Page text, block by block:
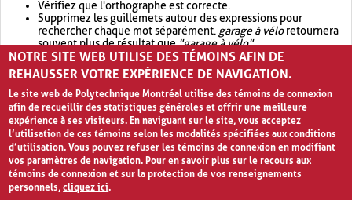
Vérifiez que l'orthographe est correcte.
Supprimez les guillemets autour des expressions pour
rechercher chaque mot séparément. garage à véloretournera
souvent plus de résultat que"garage à vélo".
Envisagez d'élargir votre recherche avec OR.garage OR vélo
retournera souvent plus de résultat quegarage à vélo
NOTRE SITE WEB UTILISE DES TÉMOINS AFIN DE
REHAUSSER VOTRE EXPÉRIENCE DE NAVIGATION.
Le site web de Polytechnique Montréal utilise des témoins de connexion
afin de recueillir des statistiques générales et offrir une meilleure
expérience à ses visiteurs. En naviguant sur le site, vous acceptez
l’utilisation de ces témoins selon les modalités spécifiées aux conditions
d’utilisation. Vous pouvez refuser les témoins de connexion en modifiant
vos paramètres de navigation. Pour en savoir plus sur le recours aux
témoins de connexion et sur la protection de vos renseignements
personnels,cliquez ici.